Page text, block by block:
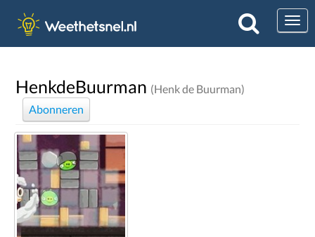
HenkdeBuurman (Henk de Buurman)
Abonneren